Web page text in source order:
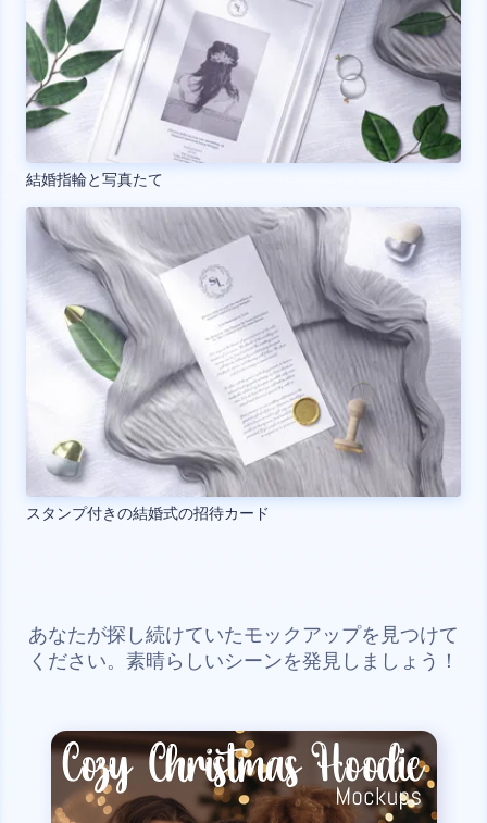
結婚指輪と写真たて
スタンプ付きの結婚式の招待カード
あなたが探し続けていたモックアップを見つけて
ください。素晴らしいシーンを発見しましょう！